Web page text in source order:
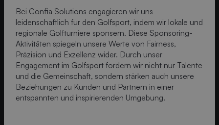
Bei Confia Solutions engagieren wir uns
leidenschaftlich für den Golfsport, indem wir lokale und
regionale Golfturniere sponsern. Diese Sponsoring-
Aktivitäten spiegeln unsere Werte von Fairness,
Präzision und Exzellenz wider. Durch unser
Engagement im Golfsport fördern wir nicht nur Talente
und die Gemeinschaft, sondern stärken auch unsere
Beziehungen zu Kunden und Partnern in einer
entspannten und inspirierenden Umgebung.